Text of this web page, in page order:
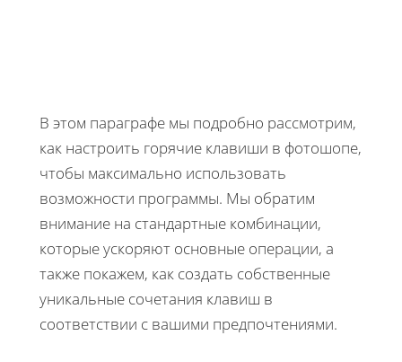
В этом параграфе мы подробно рассмотрим,
как настроить горячие клавиши в фотошопе,
чтобы максимально использовать
возможности программы. Мы обратим
внимание на стандартные комбинации,
которые ускоряют основные операции, а
также покажем, как создать собственные
уникальные сочетания клавиш в
соответствии с вашими предпочтениями.